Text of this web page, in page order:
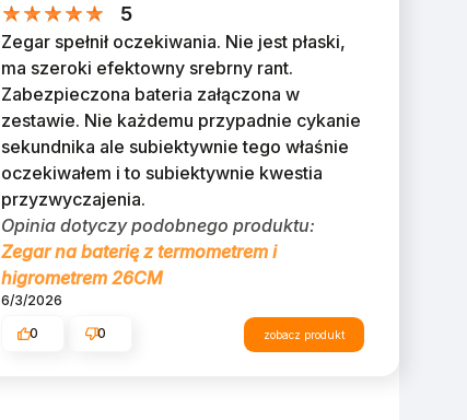
5
Zegar spełnił oczekiwania. Nie jest płaski,
ma szeroki efektowny srebrny rant.
Zabezpieczona bateria załączona w
zestawie. Nie każdemu przypadnie cykanie
sekundnika ale subiektywnie tego właśnie
oczekiwałem i to subiektywnie kwestia
przyzwyczajenia.
Opinia dotyczy podobnego produktu:
Zegar na baterię z termometrem i
higrometrem 26CM
6/3/2026
0 0 zobacz produkt